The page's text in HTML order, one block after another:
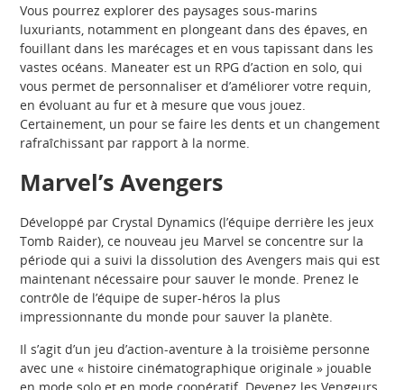
Vous pourrez explorer des paysages sous-marins
luxuriants, notamment en plongeant dans des épaves, en
fouillant dans les marécages et en vous tapissant dans les
vastes océans. Maneater est un RPG d’action en solo, qui
vous permet de personnaliser et d’améliorer votre requin,
en évoluant au fur et à mesure que vous jouez.
Certainement, un pour se faire les dents et un changement
rafraîchissant par rapport à la norme.
Marvel’s Avengers
Développé par Crystal Dynamics (l’équipe derrière les jeux
Tomb Raider), ce nouveau jeu Marvel se concentre sur la
période qui a suivi la dissolution des Avengers mais qui est
maintenant nécessaire pour sauver le monde. Prenez le
contrôle de l’équipe de super-héros la plus
impressionnante du monde pour sauver la planète.
Il s’agit d’un jeu d’action-aventure à la troisième personne
avec une « histoire cinématographique originale » jouable
en mode solo et en mode coopératif. Devenez les Vengeurs